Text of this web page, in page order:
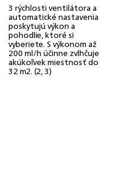
3 rýchlosti ventilátora a
automatické nastavenia
poskytujú výkon a
pohodlie, ktoré si
vyberiete. S výkonom až
200 ml/h účinne zvlhčuje
akúkoľvek miestnosť do
32 m2. (2, 3)